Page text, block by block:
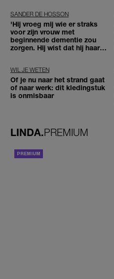
SANDER DE HOSSON
'Hij vroeg mij wie er straks
voor zijn vrouw met
beginnende dementie zou
zorgen. Hij wist dat hij haar
WIL JE WETEN
Of je nu naar het strand gaat
of naar werk: dit kledingstuk
is onmisbaar
LINDA.PREMIUM